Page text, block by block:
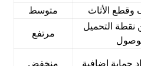
وقطع الأثاث متوسط
نقطة التحميل
مرتفع
حماية إضافية منخفض